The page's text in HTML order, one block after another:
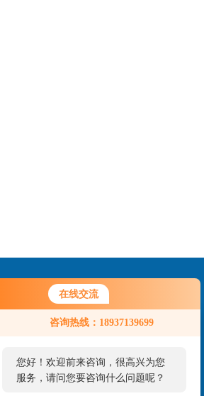
在线交流
咨询热线：18937139699
您好！欢迎前来咨询，很高兴为您
服务，请问您要咨询什么问题呢？
联系我们